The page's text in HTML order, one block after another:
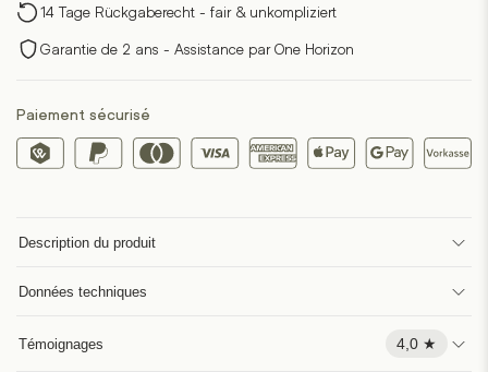
Allumettes
14 Tage Rückgaberecht - fair & unkompliziert
Garantie de 2 ans - Assistance par One Horizon
Paiement sécurisé
Description du produit
Données techniques
Témoignages 4,0 ★